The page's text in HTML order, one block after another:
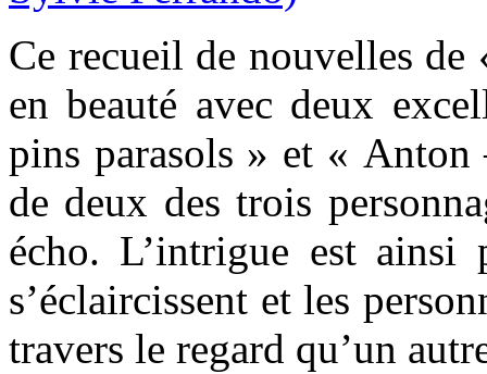
Ce recueil de nouvelles de
en beauté avec deux
pins parasols » et «
de deux des trois
écho. L’intrigue est ainsi
s’éclaircissent et les
travers le regard qu’un